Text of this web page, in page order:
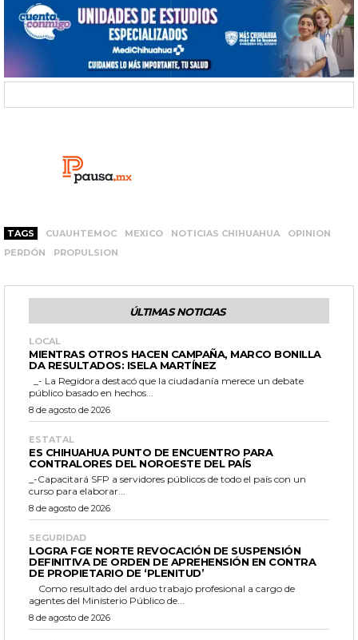
TAGS CUAUHTEMOC MEXICO NOTICIAS CHIHUAHUA
OPINION
PERDÓN
PROPULSION
ÚLTIMAS NOTICIAS
LOCAL
MIENTRAS OTROS HACEN CAMPAÑA, MARCO BONILLA
DA RESULTADOS: ISELA MARTÍNEZ
público basado en hechos...
8 de agosto de 2026
ESTATAL
ES CHIHUAHUA PUNTO DE ENCUENTRO PARA
CONTRALORES DEL NOROESTE DEL PAÍS
_-Capacitará SFP a servidores públicos de todo el país con un
curso para elaborar...
8 de agosto de 2026
SEGURIDAD
LOGRA FGE NORTE REVOCACIÓN DE SUSPENSIÓN
DEFINITIVA DE ORDEN DE APREHENSIÓN EN CONTRA
DE PROPIETARIO DE ‘PLENITUD’
agentes del Ministerio Público de...
8 de agosto de 2026